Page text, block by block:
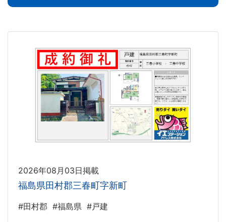
2026年08月03日掲載
福島県田村郡三春町字新町
#田村郡 #福島県 #戸建